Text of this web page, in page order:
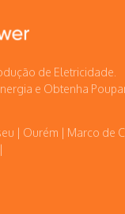
de Eletricidade.
e Obtenha
| Ourém | Marco de